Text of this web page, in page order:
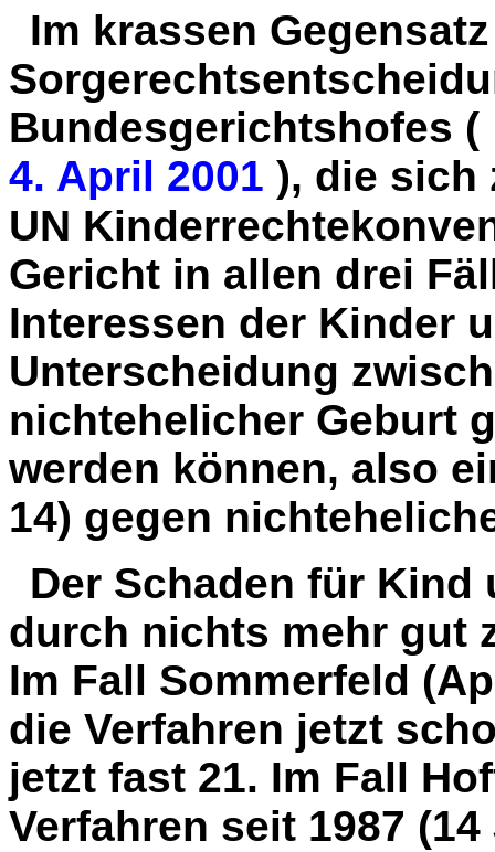
Im krassen
Bundesgerichtshofes (
4. April 2001 ), die sich
UN
Gericht in allen drei
Interessen der Kinder
Unterscheidung
nichtehelicher Geburt
werden können, also
14) gegen
Der Schaden für
durch nichts mehr gut
Im Fall Sommerfeld
die Verfahren jetzt
jetzt fast 21. Im Fall
Verfahren seit 1987